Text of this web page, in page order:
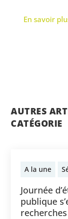
En savoir
AUTRES
CATÉGORIE
A la une
Journée
publique